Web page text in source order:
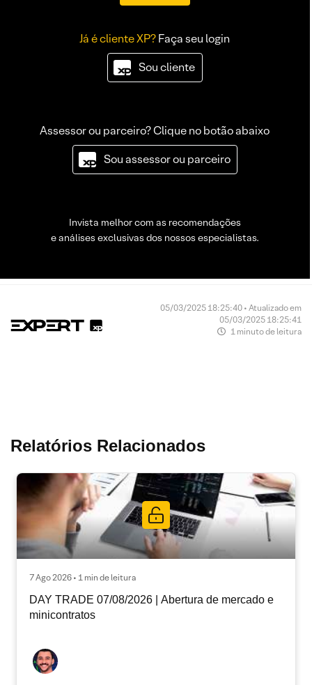
Já é cliente XP?Faça seu login
Sou cliente
Assessor ou parceiro? Clique no botão abaixo
Sou assessor ou parceiro
Invista melhor com as recomendações
e análises exclusivas dos nossos especialistas.
05/03/2025 18:25:40 • Atualizado em
05/03/2025 18:25:41
1 minuto de leitura
Relatórios Relacionados
7 Ago 2026 • 1 min de leitura
DAY TRADE 07/08/2026 | Abertura de mercado e
minicontratos